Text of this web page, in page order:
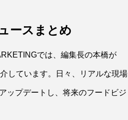
ースまとめ
では、編集長の本橋が
しています。日々、リアルな現場
ップデートし、将来のフードビジ